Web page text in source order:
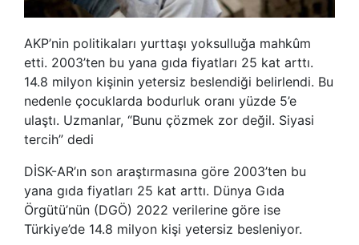
AKP’nin politikaları yurttaşı yoksulluğa mahkûm
etti. 2003’ten bu yana gıda fiyatları 25 kat arttı.
14.8 milyon kişinin yetersiz beslendiği belirlendi. Bu
nedenle çocuklarda bodurluk oranı yüzde 5’e
ulaştı. Uzmanlar, “Bunu çözmek zor değil. Siyasi
tercih” dedi
DİSK-AR’ın son araştırmasına göre 2003’ten bu
yana gıda fiyatları 25 kat arttı. Dünya Gıda
Örgütü’nün (DGÖ) 2022 verilerine göre ise
Türkiye’de 14.8 milyon kişi yetersiz besleniyor.